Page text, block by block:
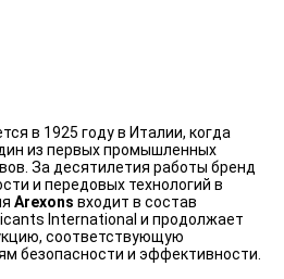
в 1925 году в Италии, когда
из первых промышленных
За десятилетия работы бренд
и передовых технологий в
Arexons входит в состав
International и продолжает
соответствующую
безопасности и эффективности.